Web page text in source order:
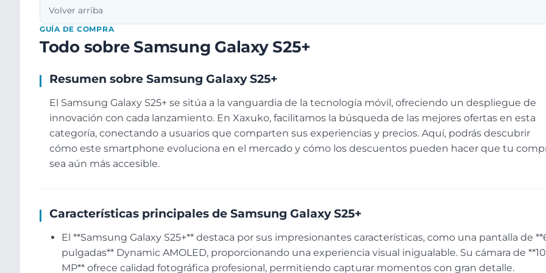
Volver arriba
GUÍA DE COMPRA
Todo sobre Samsung Galaxy S25+
Resumen sobre Samsung Galaxy S25+
El Samsung Galaxy S25+ se sitúa a la vanguardia de la tecnología móvil, ofreciendo un despliegue de
innovación con cada lanzamiento. En Xaxuko, facilitamos la búsqueda de las mejores ofertas en esta
categoría, conectando a usuarios que comparten sus experiencias y precios. Aquí, podrás descubrir
cómo este smartphone evoluciona en el mercado y cómo los descuentos pueden hacer que tu
sea aún más accesible.
Características principales de Samsung Galaxy S25+
El **Samsung Galaxy S25+** destaca por sus impresionantes características, como una pantalla de
pulgadas** Dynamic AMOLED, proporcionando una experiencia visual inigualable. Su cámara de
MP** ofrece calidad fotográfica profesional, permitiendo capturar momentos con gran detalle.